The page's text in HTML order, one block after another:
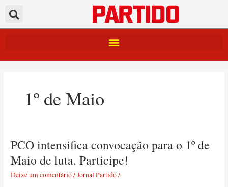
para
o
1º de Maio
PCO intensifica convocação para o 1º de
Maio de luta. Participe!
Deixe um comentário/Jornal Partido/
PCO
convocação
para